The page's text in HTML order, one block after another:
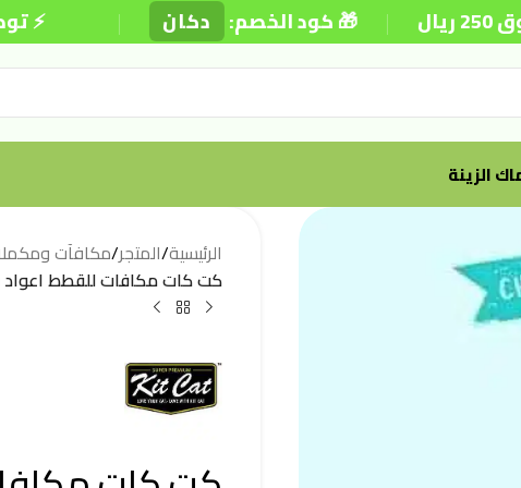
⚡ توصيل | 🎁 كود الخصم: دكان |
الزينة
الرئيسية/المتجر/مكافآت
كت كات مكافات للقطط اعواد بطعم